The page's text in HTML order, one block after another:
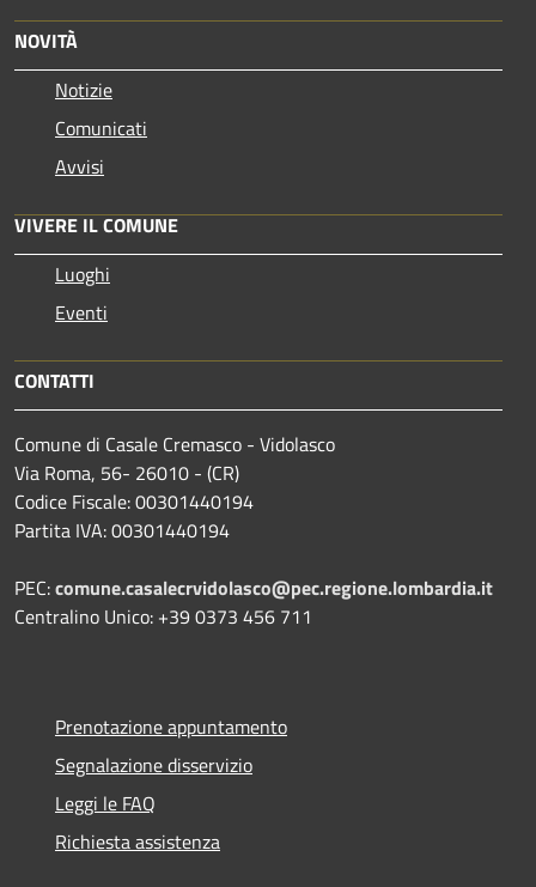
NOVITÀ
Notizie
Comunicati
Avvisi
VIVERE IL COMUNE
Luoghi
Eventi
CONTATTI
Comune di Casale Cremasco - Vidolasco
Via Roma, 56- 26010 - (CR)
Codice Fiscale: 00301440194
Partita IVA: 00301440194
PEC:comune.casalecrvidolasco@pec.regione.lombardia.it
Centralino Unico: +39 0373 456 711
Prenotazione appuntamento
Segnalazione disservizio
Leggi le FAQ
Richiesta assistenza